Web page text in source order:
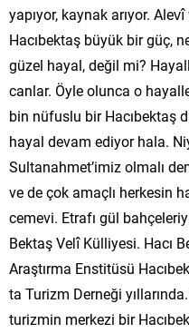
yapıyor, kaynak arıyor.
Hacıbektaş büyük bir güç,
güzel hayal, değil mi?
canlar. Öyle olunca o
bin nüfuslu bir Hacıbektaş
hayal devam ediyor hala.
Sultanahmet’imiz olmalı
ve de çok amaçlı herkesin
cemevi. Etrafı gül
Bektaş Velî Külliyesi. Hacı
Araştırma Enstitüsü
ta Turizm Derneği
turizmin merkezi bir